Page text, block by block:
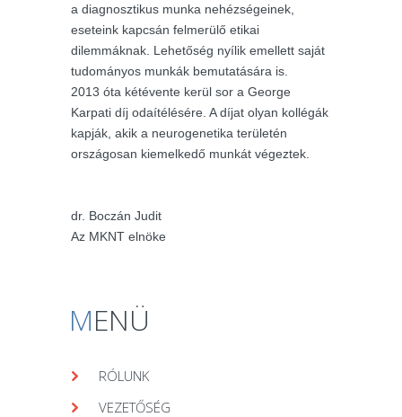
a diagnosztikus munka nehézségeinek,
eseteink kapcsán felmerülő etikai
dilemmáknak. Lehetőség nyílik emellett saját
tudományos munkák bemutatására is.
2013 óta kétévente kerül sor a George
Karpati díj odaítélésére. A díjat olyan kollégák
kapják, akik a neurogenetika területén
országosan kiemelkedő munkát végeztek.
dr. Boczán Judit
Az MKNT elnöke
MENÜ
RÓLUNK
VEZETŐSÉG